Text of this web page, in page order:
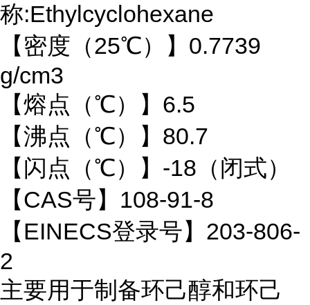
称:Ethylcyclohexane
【密度（25℃）】0.7739
g/cm3
【熔点（℃）】6.5
【沸点（℃）】80.7
【闪点（℃）】-18（闭式）
【CAS号】108-91-8
【EINECS登录号】203-806-
2
主要用于制备环己醇和环己